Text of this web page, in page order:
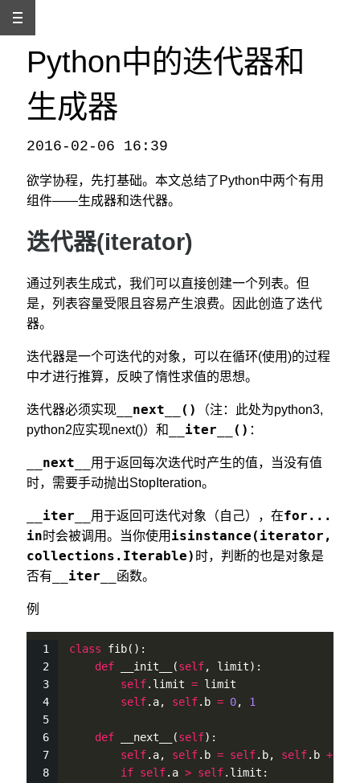
Python中的迭代器和
生成器
2016-02-06 16:39
欲学协程，先打基础。本文总结了Python中两个有用
组件——生成器和迭代器。
迭代器(iterator)
通过列表生成式，我们可以直接创建一个列表。但
是，列表容量受限且容易产生浪费。因此创造了迭代
器。
迭代器是一个可迭代的对象，可以在循环(使用)的过程
中才进行推算，反映了惰性求值的思想。
迭代器必须实现 __next__()
（注：此处为python3,
python2应实现next()）和
__iter__() ：
__next__ 用于返回每次迭代时产生的值，当没有值
时，需要手动抛出StopIteration。
__iter__ 用于返回可迭代对象（自己），在for...
in时会被调用。当你使用 isinstance(iterator,
collections.Iterable) 时，判断的也是对象是
否有
__iter__ 函数。
例
class fib():
def
__init__ (self, limit):
self.limit = limit
self.a, self.b = 0, 1
def __next__ (self):
self.a, self.b = self.b, self.b +
if self.a > self.limit: